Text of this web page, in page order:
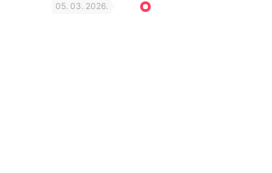
05. 03. 2026.